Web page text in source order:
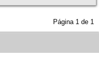
Página 1 de 1